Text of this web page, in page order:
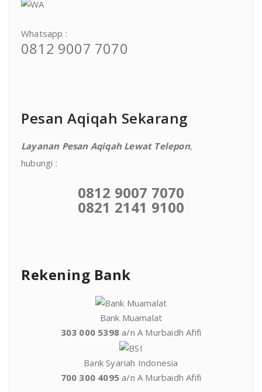
Whatsapp :
0812 9007 7070
Pesan Aqiqah Sekarang
Layanan Pesan Aqiqah Lewat Telepon,
hubungi :
0812 9007 7070
0821 2141 9100
Rekening Bank
Bank Muamalat
303 000 5398 a/n A Murbaidh Afifi
Bank Syariah Indonesia
700 300 4095 a/n A Murbaidh Afifi